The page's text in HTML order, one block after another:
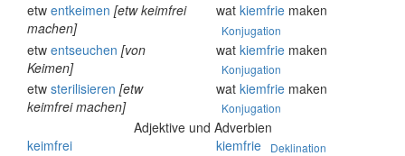
etw entkeimen [etw keimfrei
machen]
wat kiemfrie maken
Konjugation
etw entseuchen [von
Keimen]
wat kiemfrie maken
Konjugation
etw sterilisieren [etw
keimfrei machen]
wat kiemfrie maken
Konjugation
Adjektive und Adverbien
keimfrei
kiemfrie Deklination